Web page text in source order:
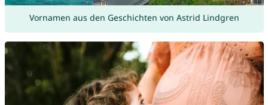
Vornamen aus den Geschichten von Astrid Lindgren